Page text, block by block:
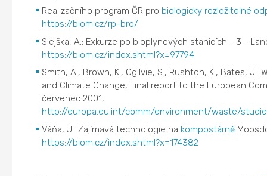
Realizačního program ČR pro biologicky rozložitelné
https://biom.cz/rp-bro/
Slejška, A.: Exkurze po bioplynových stanicích - 3 -
https://biom.cz/index.shtml?x=97794
Smith, A., Brown, K., Ogilvie, S., Rushton, K., Bates, J.:
and Climate Change, Final report to the European
červenec 2001,
http://europa.eu.int/comm/environment/waste/
Váňa, J.: Zajímavá technologie na kompostárně
https://biom.cz/index.shtml?x=174382